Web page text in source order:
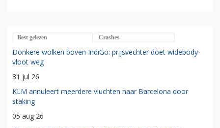
Best gelezen Crashes
Donkere wolken boven IndiGo: prijsvechter doet widebody-
vloot weg
31 jul 26
KLM annuleert meerdere vluchten naar Barcelona door
staking
05 aug 26